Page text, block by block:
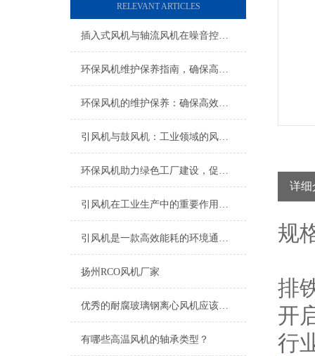
RELEVANT ARTICLES
插入式风机与轴流风机在噪音控制上有何差异？
环保风机维护保养指南，确保高效稳定运行
环保风机的维护保养：确保高效运行的关键
引风机与鼓风机：工业领域的风动双子星
环保风机助力绿色工厂建设，促进节能减排
引风机在工业生产中的重要作用及发展趋势
引风机是一款高效能耗的环境通风设备
扬州RCO风机厂家
优秀的耐腐玻璃钢离心风机应该具备以下特点
有哪些高温风机的轴承类型？
详细
规
排
开
行